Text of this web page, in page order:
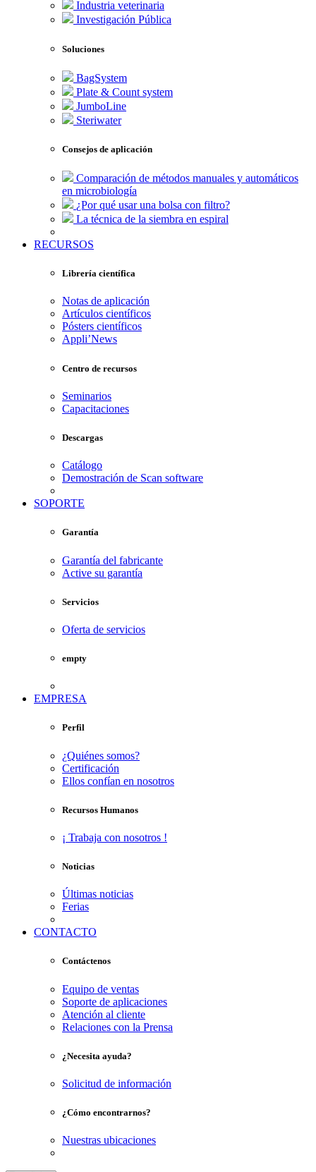
Industria veterinaria
Investigación Pública
Soluciones
BagSystem
Plate & Count system
JumboLine
Steriwater
Consejos de aplicación
Comparación de métodos manuales y automáticos
en microbiología
¿Por qué usar una bolsa con filtro?
La técnica de la siembra en espiral
RECURSOS
Librería científica
Notas de aplicación
Artículos científicos
Pósters científicos
Appli’News
Centro de recursos
Seminarios
Capacitaciones
Descargas
Catálogo
Demostración de Scan software
SOPORTE
Garantía
Garantía del fabricante
Active su garantía
Servicios
Oferta de servicios
empty
EMPRESA
Perfil
¿Quiénes somos?
Certificación
Ellos confían en nosotros
Recursos Humanos
¡ Trabaja con nosotros !
Noticias
Últimas noticias
Ferias
CONTACTO
Contáctenos
Equipo de ventas
Soporte de aplicaciones
Atención al cliente
Relaciones con la Prensa
¿Necesita ayuda?
Solicitud de información
¿Cómo encontrarnos?
Nuestras ubicaciones